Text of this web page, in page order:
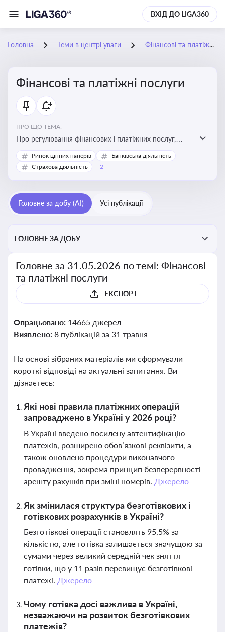
ВХІД ДО LIGA360
Головна Теми в центрі уваги Фінансові та платіжні послуги
Фінансові та платіжні послуги
ПРО ЩО ТЕМА:
Про регулювання фінансових і платіжних послуг,
управління коштами, приймання платежів та
дотримання ліцензійних вимог
Ринок цінних паперів
Банківська діяльність
Страхова діяльність
+2
Головне за добу (AI) Усі публікації
ГОЛОВНЕ ЗА ДОБУ
Головне за 31.05.2026 по темі: Фінансові
та платіжні послуги
ЕКСПОРТ
Опрацьовано: 14665 джерел
Виявлено: 8 публікацій за 31 травня
На основі зібраних матеріалів ми сформували
короткі відповіді на актуальні запитання. Ви
дізнаєтесь:
Які нові правила платіжних операцій
запроваджено в Україні у 2026 році?
В Україні введено посилену автентифікацію
платежів, розширено обов’язкові реквізити, а
також оновлено процедури виконавчого
провадження, зокрема принцип безперервності
арешту рахунків при зміні номерів. Джерело
Як змінилася структура безготівкових і
готівкових розрахунків в Україні?
Безготівкові операції становлять 95,5% за
кількістю, але готівка залишається значущою за
сумами через великий середній чек зняття
готівки, що у 11 разів перевищує безготівкові
платежі. Джерело
Чому готівка досі важлива в Україні,
незважаючи на розвиток безготівкових
платежів?